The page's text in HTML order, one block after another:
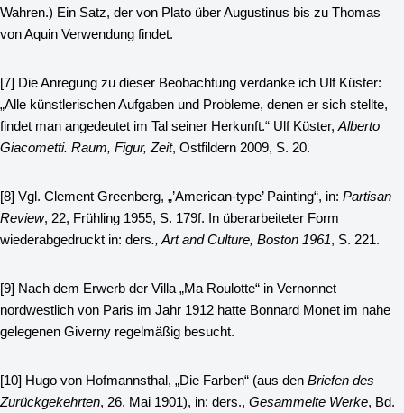
Wahren.) Ein Satz, der von Plato über Augustinus bis zu Thomas
von Aquin Verwendung findet.
[7] Die Anregung zu dieser Beobachtung verdanke ich Ulf Küster:
„Alle künstlerischen Aufgaben und Probleme, denen er sich stellte,
findet man angedeutet im Tal seiner Herkunft.“ Ulf Küster, Alberto
Giacometti. Raum, Figur, Zeit, Ostfildern 2009, S. 20.
[8] Vgl. Clement Greenberg, „’American-type’ Painting“, in: Partisan
Review, 22, Frühling 1955, S. 179f. In überarbeiteter Form
wiederabgedruckt in: ders., Art and Culture, Boston 1961, S. 221.
[9] Nach dem Erwerb der Villa „Ma Roulotte“ in Vernonnet
nordwestlich von Paris im Jahr 1912 hatte Bonnard Monet im nahe
gelegenen Giverny regelmäßig besucht.
[10] Hugo von Hofmannsthal, „Die Farben“ (aus den Briefen des
Zurückgekehrten, 26. Mai 1901), in: ders., Gesammelte Werke, Bd.